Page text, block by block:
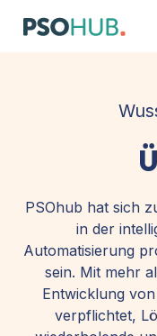
PSOhub hat sich
in der
Automatisierung
sein. Mit mehr
Entwicklung
verpflichtet,